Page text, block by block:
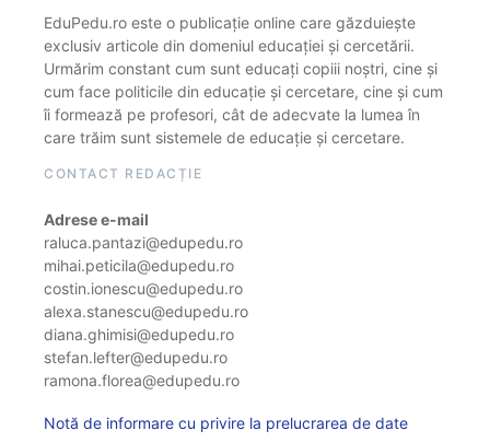
EduPedu.ro este o publicație online care găzduiește
exclusiv articole din domeniul educației și cercetării.
Urmărim constant cum sunt educați copiii noștri, cine și
cum face politicile din educație și cercetare, cine și cum
îi formează pe profesori, cât de adecvate la lumea în
care trăim sunt sistemele de educație și cercetare.
CONTACT REDACȚIE
Adrese e-mail
raluca.pantazi@edupedu.ro
mihai.peticila@edupedu.ro
costin.ionescu@edupedu.ro
alexa.stanescu@edupedu.ro
diana.ghimisi@edupedu.ro
stefan.lefter@edupedu.ro
ramona.florea@edupedu.ro
Notă de informare cu privire la prelucrarea de date